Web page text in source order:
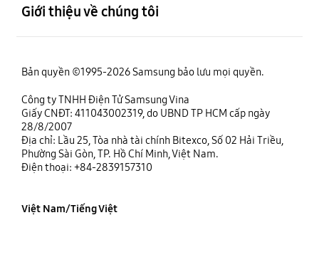
Giới thiệu về chúng tôi
Bản quyền ©1995-2026 Samsung bảo lưu mọi quyền.
Công ty TNHH Điện Tử Samsung Vina
Giấy CNĐT: 411043002319, do UBND TP HCM cấp ngày
28/8/2007
Địa chỉ: Lầu 25, Tòa nhà tài chính Bitexco, Số 02 Hải Triều,
Phường Sài Gòn, TP. Hồ Chí Minh, Việt Nam.
Điện thoại: +84-2839157310
Việt Nam/Tiếng Việt